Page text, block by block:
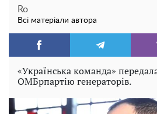
Ro
Всі матеріали автора
«Українська команда»
ОМБрпартію генераторів.